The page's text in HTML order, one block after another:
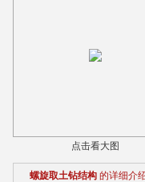
点击看大图
螺旋取土钻结构 的详细介